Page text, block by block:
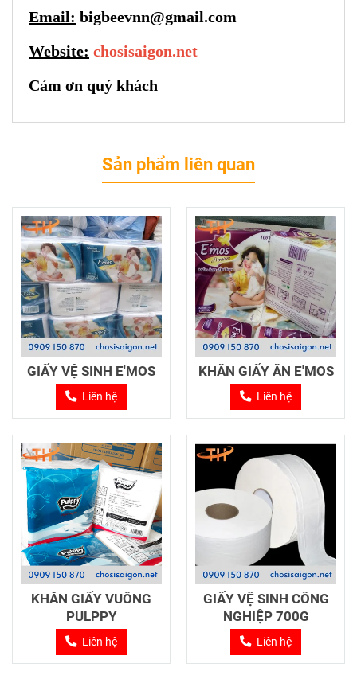
Email: bigbeevnn@gmail.com
Website: chosisaigon.net
Cảm ơn quý khách
Sản phẩm liên quan
GIẤY VỆ SINH E'MOS
Liên hệ
KHĂN GIẤY ĂN E'MOS
Liên hệ
KHĂN GIẤY VUÔNG
PULPPY
Liên hệ
GIẤY VỆ SINH CÔNG
NGHIỆP 700G
Liên hệ